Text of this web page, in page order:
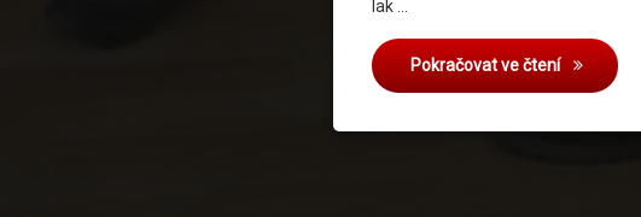
lak …
Pokračovat ve čtení